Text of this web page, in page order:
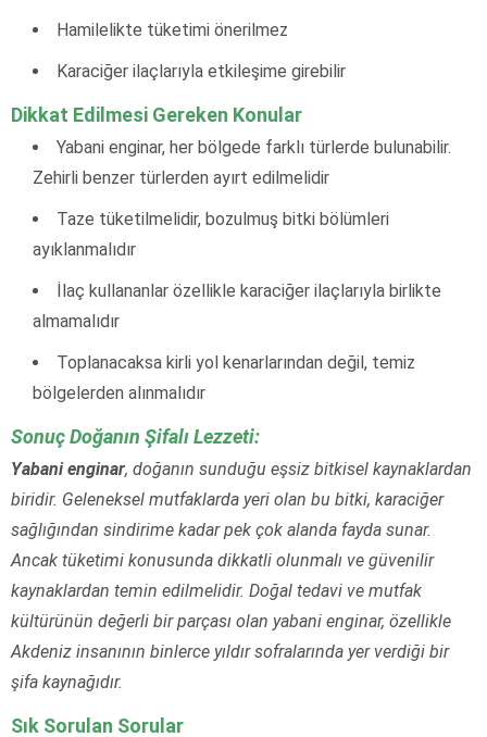
Hamilelikte tüketimi önerilmez
Karaciğer ilaçlarıyla etkileşime girebilir
Dikkat Edilmesi Gereken Konular
Yabani enginar, her bölgede farklı türlerde bulunabilir.
Zehirli benzer türlerden ayırt edilmelidir
Taze tüketilmelidir, bozulmuş bitki bölümleri
ayıklanmalıdır
İlaç kullananlar özellikle karaciğer ilaçlarıyla birlikte
almamalıdır
Toplanacaksa kirli yol kenarlarından değil, temiz
bölgelerden alınmalıdır
Sonuç Doğanın Şifalı Lezzeti:
Yabani enginar, doğanın sunduğu eşsiz bitkisel kaynaklardan
biridir. Geleneksel mutfaklarda yeri olan bu bitki, karaciğer
sağlığından sindirime kadar pek çok alanda fayda sunar.
Ancak tüketimi konusunda dikkatli olunmalı ve güvenilir
kaynaklardan temin edilmelidir. Doğal tedavi ve mutfak
kültürünün değerli bir parçası olan yabani enginar, özellikle
Akdeniz insanının binlerce yıldır sofralarında yer verdiği bir
şifa kaynağıdır.
Sık Sorulan Sorular